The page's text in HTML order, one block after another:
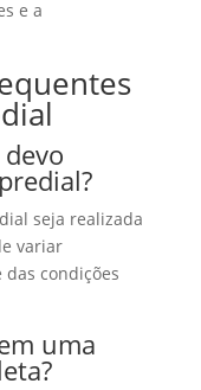
e a
seja realizada
variar
condições
uma